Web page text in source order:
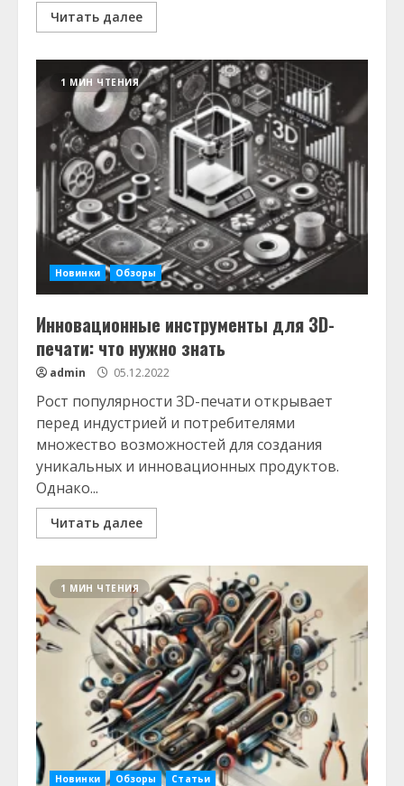
Читать далее
1 МИН ЧТЕНИЯ
Новинки Обзоры
Инновационные инструменты для 3D-
печати: что нужно знать
admin 05.12.2022
Рост популярности 3D-печати открывает
перед индустрией и потребителями
множество возможностей для создания
уникальных и инновационных продуктов.
Однако...
Читать далее
1 МИН ЧТЕНИЯ
Новинки Обзоры Статьи